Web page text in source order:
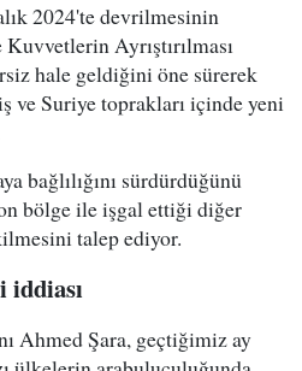
2024'te devrilmesinin
Ayrıştırılması
hale geldiğini öne sürerek
ve Suriye toprakları içinde yeni
bağlılığını sürdürdüğünü
bölge ile işgal ettiği diğer
talep ediyor.
iddiası
Ahmed Şara, geçtiğimiz ay